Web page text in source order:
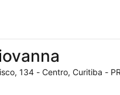
134 - Centro, Curitiba -